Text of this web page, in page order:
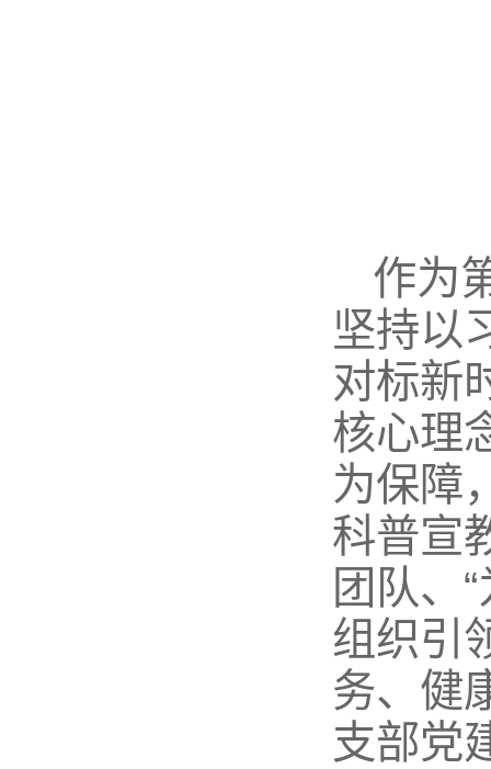
作为
坚持以
对标新
核心理
为保障
科普宣
团队、
组织引
务、健
支部党